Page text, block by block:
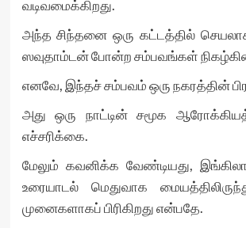
வடிவமைக்கிறது.
அந்த சிந்தனை ஒரு கட்டத்தில்
ஸவுதாம்டன் போன்ற சம்பவங்கள்
எனவே, இந்தச் சம்பவம் ஒரு நகரத்தின்
அது ஒரு நாட்டின் சமூக
எச்சரிக்கை.
மேலும் கவனிக்க வேண்டியது,
உரையாடல் மெதுவாக
முனைகளாகப் பிரிகிறது என்பதே.